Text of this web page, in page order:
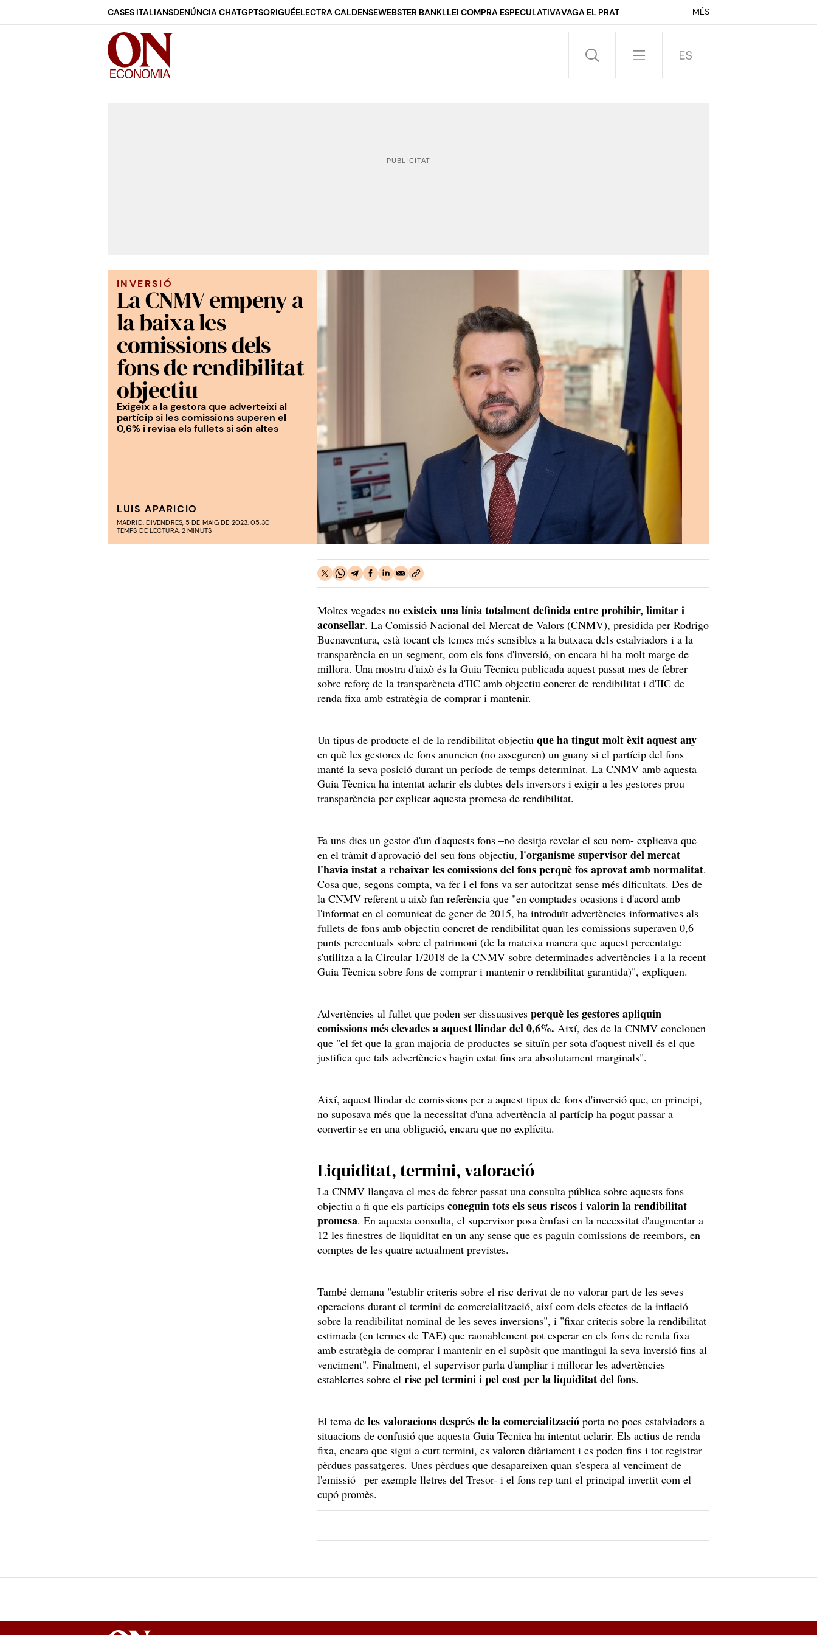
CASES ITALIANSDENÚNCIA CHATGPTSORIGUÉELECTRA CALDENSEWEBSTER BANKLLEI COMPRA ESPECULATIVAVAGA EL PRAT MÉS
INVERSIÓ
La CNMV empeny a
la baixa les
comissions dels
fons de rendibilitat
objectiu
Exigeix a la gestora que adverteixi al
partícip si les comissions superen el
0,6% i revisa els fullets si són altes
LUIS APARICIO
MADRID. DIVENDRES, 5 DE MAIG DE 2023. 05:30
TEMPS DE LECTURA: 2 MINUTS
Moltes vegades no existeix una línia totalment definida entre prohibir, limitar i
aconsellar. La Comissió Nacional del Mercat de Valors (CNMV), presidida per Rodrigo
Buenaventura, està tocant els temes més sensibles a la butxaca dels estalviadors i a la
transparència en un segment, com els fons d'inversió, on encara hi ha molt marge de
millora. Una mostra d'això és la Guia Tècnica publicada aquest passat mes de febrer
sobre reforç de la transparència d'IIC amb objectiu concret de rendibilitat i d'IIC de
renda fixa amb estratègia de comprar i mantenir.
Un tipus de producte el de la rendibilitat objectiu que ha tingut molt èxit aquest any
en què les gestores de fons anuncien (no asseguren) un guany si el partícip del fons
manté la seva posició durant un període de temps determinat. La CNMV amb aquesta
Guia Tècnica ha intentat aclarir els dubtes dels inversors i exigir a les gestores prou
transparència per explicar aquesta promesa de rendibilitat.
Fa uns dies un gestor d'un d'aquests fons –no desitja revelar el seu nom- explicava que
en el tràmit d'aprovació del seu fons objectiu, l'organisme supervisor del mercat
l'havia instat a rebaixar les comissions del fons perquè fos aprovat amb normalitat.
Cosa que, segons compta, va fer i el fons va ser autoritzat sense més dificultats. Des de
la CNMV referent a això fan referència que "en comptades ocasions i d'acord amb
l'informat en el comunicat de gener de 2015, ha introduït advertències informatives als
fullets de fons amb objectiu concret de rendibilitat quan les comissions superaven 0,6
punts percentuals sobre el patrimoni (de la mateixa manera que aquest percentatge
s'utilitza a la Circular 1/2018 de la CNMV sobre determinades advertències i a la recent
Guia Tècnica sobre fons de comprar i mantenir o rendibilitat garantida)", expliquen.
Advertències al fullet que poden ser dissuasives perquè les gestores apliquin
comissions més elevades a aquest llindar del 0,6%. Així, des de la CNMV conclouen
que "el fet que la gran majoria de productes se situïn per sota d'aquest nivell és el que
justifica que tals advertències hagin estat fins ara absolutament marginals".
Així, aquest llindar de comissions per a aquest tipus de fons d'inversió que, en principi,
no suposava més que la necessitat d'una advertència al partícip ha pogut passar a
convertir-se en una obligació, encara que no explícita.
Liquiditat, termini, valoració
La CNMV llançava el mes de febrer passat una consulta pública sobre aquests fons
objectiu a fi que els partícips coneguin tots els seus riscos i valorin la rendibilitat
promesa. En aquesta consulta, el supervisor posa èmfasi en la necessitat d'augmentar a
12 les finestres de liquiditat en un any sense que es paguin comissions de reembors, en
comptes de les quatre actualment previstes.
També demana "establir criteris sobre el risc derivat de no valorar part de les seves
operacions durant el termini de comercialització, així com dels efectes de la inflació
sobre la rendibilitat nominal de les seves inversions", i "fixar criteris sobre la rendibilitat
estimada (en termes de TAE) que raonablement pot esperar en els fons de renda fixa
amb estratègia de comprar i mantenir en el supòsit que mantingui la seva inversió fins al
venciment". Finalment, el supervisor parla d'ampliar i millorar les advertències
establertes sobre el risc pel termini i pel cost per la liquiditat del fons.
El tema de les valoracions després de la comercialització porta no pocs estalviadors a
situacions de confusió que aquesta Guia Tècnica ha intentat aclarir. Els actius de renda
fixa, encara que sigui a curt termini, es valoren diàriament i es poden fins i tot registrar
pèrdues passatgeres. Unes pèrdues que desapareixen quan s'espera al venciment de
l'emissió –per exemple lletres del Tresor- i el fons rep tant el principal invertit com el
cupó promès.